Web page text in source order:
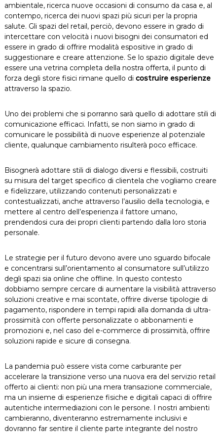
ambientale, ricerca nuove occasioni di consumo da casa e, al
contempo, ricerca dei nuovi spazi più sicuri per la propria
salute. Gli spazi del retail, perciò, devono essere in grado di
intercettare con velocità i nuovi bisogni dei consumatori ed
essere in grado di offrire modalità espositive in grado di
suggestionare e creare attenzione. Se lo spazio digitale deve
essere una vetrina completa della nostra offerta, il punto di
forza degli store fisici rimane quello di costruire esperienze
attraverso la spazio.
Uno dei problemi che si porranno sarà quello di adottare stili di
comunicazione efficaci. Infatti, se non siamo in grado di
comunicare le possibilità di nuove esperienze al potenziale
cliente, qualunque cambiamento risulterà poco efficace.
Bisognerà adottare stili di dialogo diversi e flessibili, costruiti
su misura del target specifico di clientela che vogliamo creare
e fidelizzare, utilizzando contenuti personalizzati e
contestualizzati, anche attraverso l’ausilio della tecnologia, e
mettere al centro dell’esperienza il fattore umano,
prendendosi cura dei propri clienti partendo dalla loro storia
personale.
Le strategie per il futuro devono avere uno sguardo bifocale
e concentrarsi sull’orientamento al consumatore sull’utilizzo
degli spazi sia online che offline. In questo contesto
dobbiamo sempre cercare di aumentare la visibilità attraverso
soluzioni creative e mai scontate, offrire diverse tipologie di
pagamento, rispondere in tempi rapidi alla domanda di ultra-
prossimità con offerte personalizzate o abbonamenti e
promozioni e, nel caso del e-commerce di prossimità, offrire
soluzioni rapide e sicure di consegna.
La pandemia può essere vista come carburante per
accelerare la transizione verso una nuova era del servizio retail
offerto ai clienti: non più una mera transazione commerciale,
ma un insieme di esperienze fisiche e digitali capaci di offrire
autentiche intermediazioni con le persone. I nostri ambienti
cambieranno, diventeranno estremamente inclusivi e
dovranno far sentire il cliente parte integrante del nostro